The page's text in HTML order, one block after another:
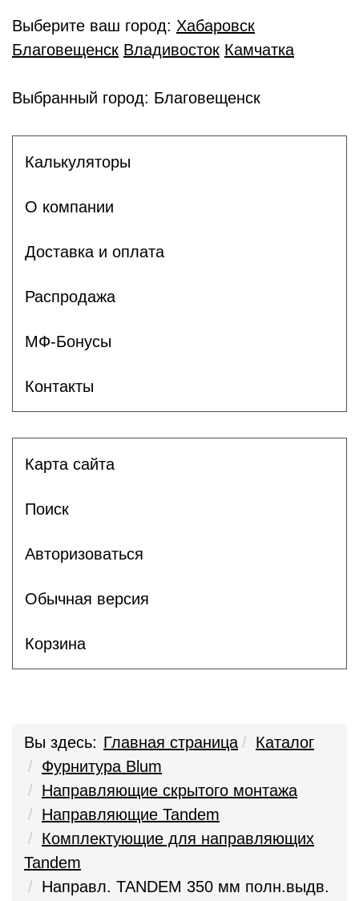
Выберите ваш город: Хабаровск
Благовещенск Владивосток Камчатка
Выбранный город: Благовещенск
Калькуляторы
О компании
Доставка и оплата
Распродажа
МФ-Бонусы
Контакты
Карта сайта
Поиск
Авторизоваться
Обычная версия
Корзина
Вы здесь: Главная страница
Каталог
Фурнитура Blum
Направляющие скрытого монтажа
Направляющие Tandem
Комплектующие для направляющих
Tandem
Направл. TANDEM 350 мм полн.выдв.